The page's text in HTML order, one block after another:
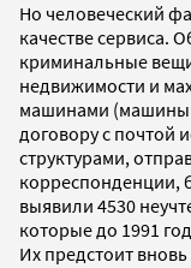
Но человеческий
качестве сервиса.
криминальные
недвижимости и
машинами (машины
договору с почтой
структурами,
корреспонденции,
выявили 4530
которые до 1991
Их предстоит